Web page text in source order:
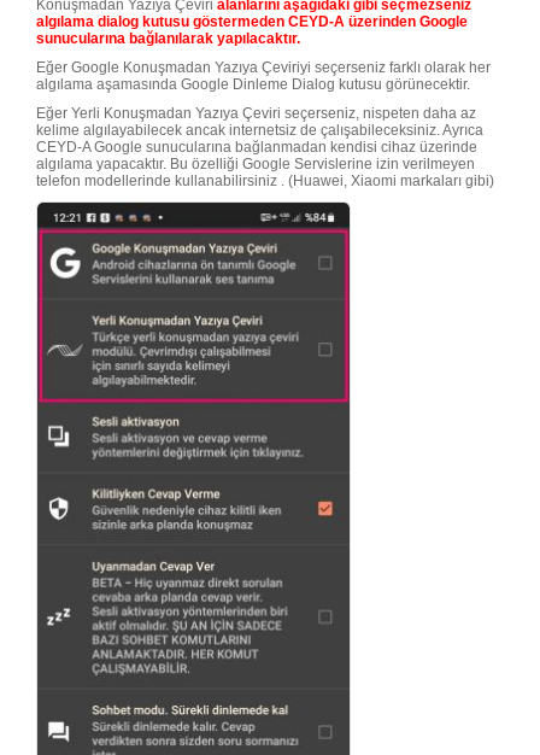
Konuşmadan Yazıya Çeviri alanlarını aşağıdaki gibi seçmezseniz
algılama dialog kutusu göstermeden CEYD-A üzerinden Google
sunucularına bağlanılarak yapılacaktır.
Eğer Google Konuşmadan Yazıya Çeviriyi seçerseniz farklı olarak her
algılama aşamasında Google Dinleme Dialog kutusu görünecektir.
Eğer Yerli Konuşmadan Yazıya Çeviri seçerseniz, nispeten daha az
kelime algılayabilecek ancak internetsiz de çalışabileceksiniz. Ayrıca
CEYD-A Google sunucularına bağlanmadan kendisi cihaz üzerinde
algılama yapacaktır. Bu özelliği Google Servislerine izin verilmeyen
telefon modellerinde kullanabilirsiniz . (Huawei, Xiaomi markaları gibi)